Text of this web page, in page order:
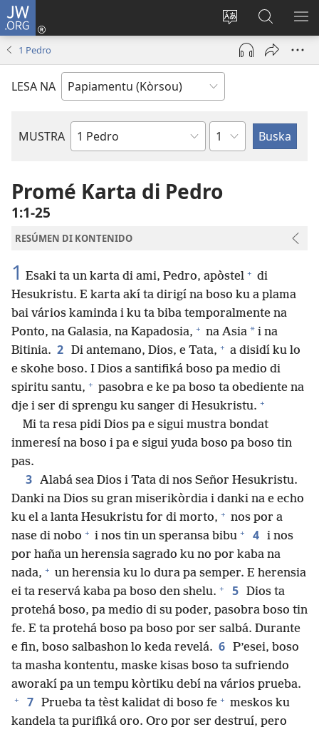
JW.ORG
Kambia
idioma
di
Log
(opens
window)
Buska
Riba
JW.ORG
1 Pedro
LESA NA
MUSTRA
Buki
Beibel
Kapítulo
Promé Karta di Pedro
1:1-25
RESÚMEN DI KONTENIDO
1 Esaki ta un karta di ami, Pedro, apòstel + di
Hesukristu. E karta akí ta dirigí na boso ku a plama
bai vários kaminda i ku ta biba temporalmente na
Ponto, na Galasia, na Kapadosia, + na Asia * i na
Bitinia. 2 Di antemano, Dios, e Tata, + a disidí ku lo
e skohe boso. I Dios a santifiká boso pa medio di
spiritu santu, + pasobra e ke pa boso ta obediente na
dje i ser di sprengu ku sanger di Hesukristu. +
Mi ta resa pidi Dios pa e sigui mustra bondat
inmeresí na boso i pa e sigui yuda boso pa boso tin
pas.
3 Alabá sea Dios i Tata di nos Señor Hesukristu.
Danki na Dios su gran miserikòrdia i danki na e echo
ku el a lanta Hesukristu for di morto, + nos por a
nase di nobo + i nos tin un speransa bibu + 4 i nos
por haña un herensia sagrado ku no por kaba na
nada, + un herensia ku lo dura pa semper. E herensia
ei ta reservá kaba pa boso den shelu. + 5 Dios ta
protehá boso, pa medio di su poder, pasobra boso tin
fe. E ta protehá boso pa boso por ser salbá. Durante
e fin, boso salbashon lo keda revelá. 6 P’esei, boso
ta masha kontentu, maske kisas boso ta sufriendo
aworakí pa un tempu kòrtiku debí na vários prueba.
+ 7 Prueba ta tèst kalidat di boso fe + meskos ku
kandela ta purifiká oro. Oro por ser destruí, pero